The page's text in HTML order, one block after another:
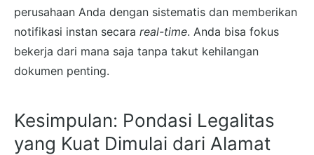
perusahaan Anda dengan sistematis dan memberikan
notifikasi instan secara real-time. Anda bisa fokus
bekerja dari mana saja tanpa takut kehilangan
dokumen penting.
Kesimpulan: Pondasi Legalitas
yang Kuat Dimulai dari Alamat